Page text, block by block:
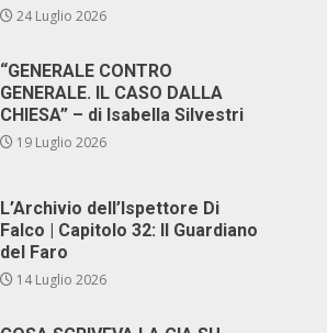
24 Luglio 2026
“GENERALE CONTRO
GENERALE. IL CASO DALLA
CHIESA” – di Isabella Silvestri
19 Luglio 2026
L’Archivio dell’Ispettore Di
Falco | Capitolo 32: Il Guardiano
del Faro
14 Luglio 2026